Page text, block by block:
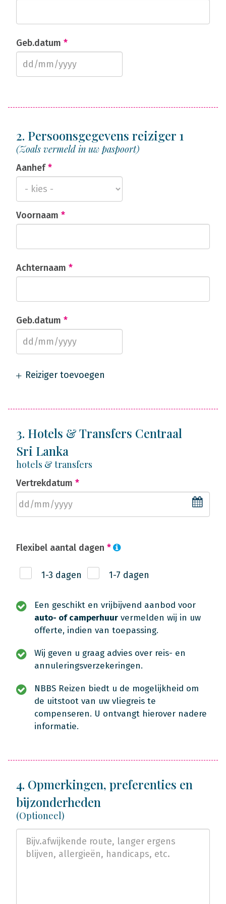
Geb.datum *
2. Persoonsgegevens reiziger 1
(Zoals vermeld in uw paspoort)
Aanhef*
Voornaam *
Achternaam *
Geb.datum *
Reiziger toevoegen
3. Hotels & Transfers Centraal
Sri Lanka
hotels & transfers
Vertrekdatum *
Flexibel aantal dagen *
1-3 dagen 1-7 dagen
Een geschikt en vrijbijvend aanbod voor
auto- of camperhuur vermelden wij in uw
offerte, indien van toepassing.
Wij geven u graag advies over reis- en
annuleringsverzekeringen.
NBBS Reizen biedt u de mogelijkheid om
de uitstoot van uw vliegreis te
compenseren. U ontvangt hierover nadere
informatie.
4. Opmerkingen, preferenties en
bijzonderheden
(Optioneel)